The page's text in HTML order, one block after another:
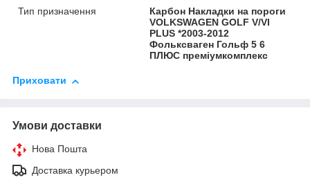
Тип призначення
Карбон Накладки на пороги
VOLKSWAGEN GOLF V/VI
PLUS *2003-2012
Фольксваген Гольф 5 6
ПЛЮС преміумкомплекс
Приховати
Умови доставки
Нова Пошта
Доставка курьером